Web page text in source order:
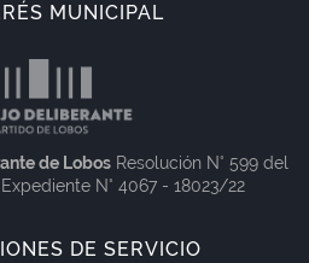
MUNICIPAL
de Lobos Resolución N° 599 del
N° 4067 - 18023/22
DE SERVICIO